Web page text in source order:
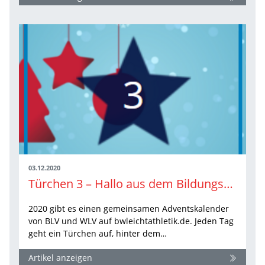
03.12.2020
Türchen 3 – Hallo aus dem Bildungsteam
2020 gibt es einen gemeinsamen Adventskalender
von BLV und WLV auf bwleichtathletik.de. Jeden Tag
geht ein Türchen auf, hinter dem…
Artikel anzeigen